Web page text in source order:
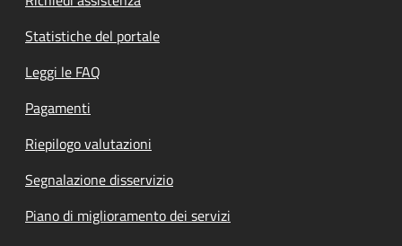
Statistiche del portale
Leggi le FAQ
Pagamenti
Riepilogo valutazioni
Segnalazione disservizio
Piano di miglioramento dei servizi